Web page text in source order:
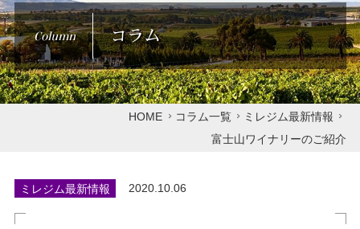
Column コラム
HOME コラム一覧
ミレジム最新情報
富士山ワイナリーのご紹介
ミレジム最新情報 2020.10.06